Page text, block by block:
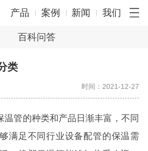
产品 案例 新闻 我们
百科问答
类
时间：2021-12-27
温管的种类和产品日渐丰富，不同
满足不同行业设备配管的保温需